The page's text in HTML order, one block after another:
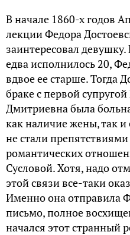
В начале 1860-х годов
лекции Федора
заинтересовал
едва исполнилось 20,
вдвое ее старше. Тогда
браке с первой
Дмитриевна была
как наличие жены, так
не стали
романтических
Сусловой. Хотя, надо
этой связи все-таки
Именно она отправила
письмо, полное
начался этот странный